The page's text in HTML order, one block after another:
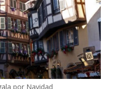
por Navidad